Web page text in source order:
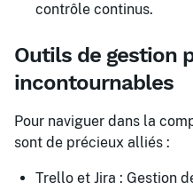
contrôle continus.
Outils de gestion
incontournables
Pour naviguer dans la
sont de précieux alliés :
Trello et Jira : Gestion